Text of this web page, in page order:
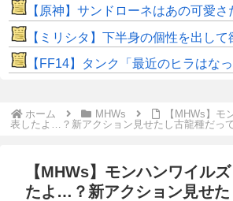
【原神】サンドローネはあの可愛さだけ
【ミリシタ】下半身の個性を出し
【FF14】タンク「最近のヒラはなっておらん！延々と攻撃しおって回復が
ホーム MHWs
【MHWs】モ
表したよ…？新アクション見せたし古龍種だっ
【MHWs】モンハンワイル
たよ…？新アクション見せた